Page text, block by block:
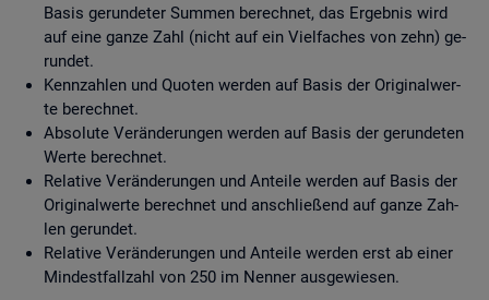
Basis ge­run­de­ter Sum­men be­rech­net, das Er­geb­nis wird
auf eine ganze Zahl (nicht auf ein Viel­fa­ches von zehn) ge­
run­det.
Kenn­zah­len und Quo­ten wer­den auf Basis der Ori­gi­nal­wer­
te be­rech­net.
Ab­so­lu­te Ver­än­de­run­gen wer­den auf Basis der ge­run­de­ten
Werte be­rech­net.
Re­la­ti­ve Ver­än­de­run­gen und An­tei­le wer­den auf Basis der
Ori­gi­nal­wer­te be­rech­net und an­schlie­ßend auf ganze Zah­
len ge­run­det.
Re­la­ti­ve Ver­än­de­run­gen und An­tei­le wer­den erst ab einer
Min­dest­fall­zahl von 250 im Nen­ner aus­ge­wie­sen.